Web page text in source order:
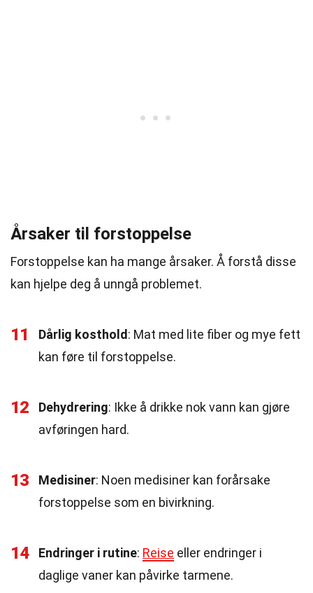
Årsaker til forstoppelse
Forstoppelse kan ha mange årsaker. Å forstå disse
kan hjelpe deg å unngå problemet.
11 Dårlig kosthold : Mat med lite fiber og mye fett
kan føre til forstoppelse.
12 Dehydrering: Ikke å drikke nok vann kan gjøre
avføringen hard.
13 Medisiner: Noen medisiner kan forårsake
forstoppelse som en bivirkning.
14 Endringer i rutine: Reise eller endringer i
daglige vaner kan påvirke tarmene.